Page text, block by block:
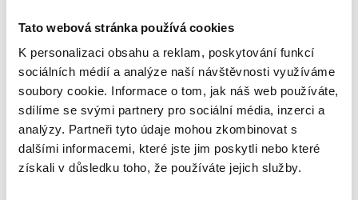
Tato webová stránka používá cookies
K personalizaci obsahu a reklam, poskytování funkcí
sociálních médií a analýze naší návštěvnosti využíváme
soubory cookie. Informace o tom, jak náš web používáte,
sdílíme se svými partnery pro sociální média, inzerci a
analýzy. Partneři tyto údaje mohou zkombinovat s
dalšími informacemi, které jste jim poskytli nebo které
získali v důsledku toho, že používáte jejich služby.
Sociální sítě
Nenechte si ujít nejnovější události
z Demagog.cz. Sdílením našich
příspěvků přátelům podpoříte naši
práci.